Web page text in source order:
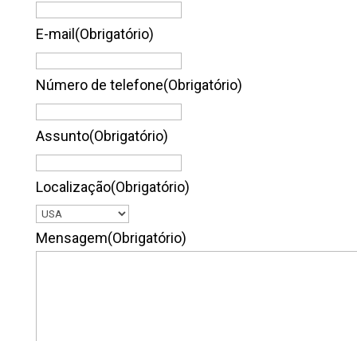
E-mail (Obrigatório)
Número de telefone(Obrigatório)
Assunto(Obrigatório)
Localização(Obrigatório)
Mensagem(Obrigatório)